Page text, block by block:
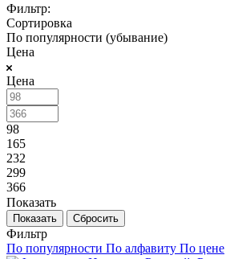
Фильтр:
Сортировка
По популярности (убывание)
Цена
Цена
98
165
232
299
366
Показать
Сбросить
Фильтр
По популярности По алфавиту По цене